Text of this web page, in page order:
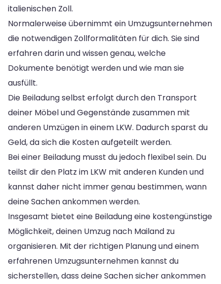
italienischen Zoll.
Normalerweise übernimmt ein Umzugsunternehmen
die notwendigen Zollformalitäten für dich. Sie sind
erfahren darin und wissen genau, welche
Dokumente benötigt werden und wie man sie
ausfüllt.
Die Beiladung selbst erfolgt durch den Transport
deiner Möbel und Gegenstände zusammen mit
anderen Umzügen in einem LKW. Dadurch sparst du
Geld, da sich die Kosten aufgeteilt werden.
Bei einer Beiladung musst du jedoch flexibel sein. Du
teilst dir den Platz im LKW mit anderen Kunden und
kannst daher nicht immer genau bestimmen, wann
deine Sachen ankommen werden.
Insgesamt bietet eine Beiladung eine kostengünstige
Möglichkeit, deinen Umzug nach Mailand zu
organisieren. Mit der richtigen Planung und einem
erfahrenen Umzugsunternehmen kannst du
sicherstellen, dass deine Sachen sicher ankommen